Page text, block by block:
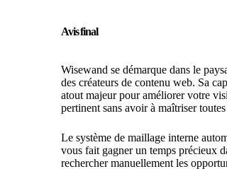
Avis final
Wisewand se démarque dans le
des créateurs de contenu web. Sa
atout majeur pour améliorer votre
pertinent sans avoir à maîtriser
Le système de maillage interne
vous fait gagner un temps précieux
rechercher manuellement les